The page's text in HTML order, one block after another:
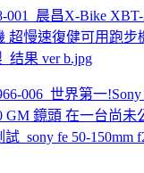
001_晨昌X-Bike
超慢速復健可用跑步
结果 ver b.jpg